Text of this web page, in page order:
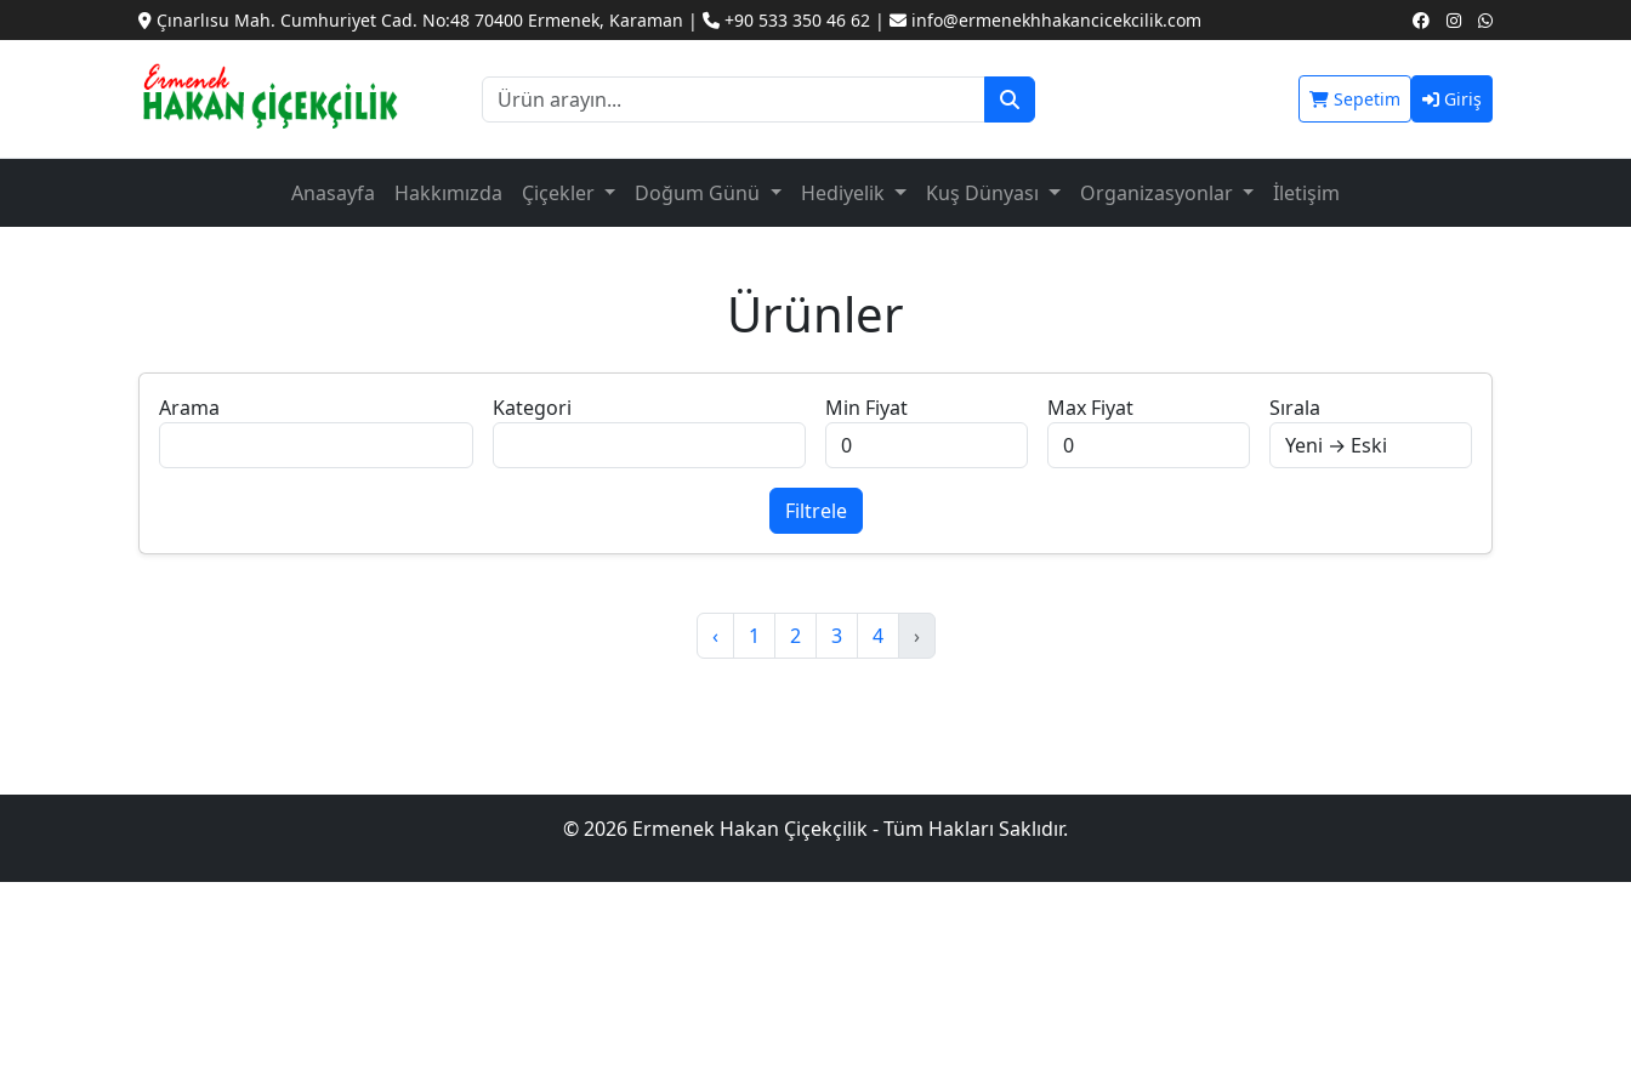
Çınarlısu Mah. Cumhuriyet Cad. No:48 70400 Ermenek, Karaman | +90 533 350 46 62 | info@ermenekhhakancicekcilik.com
Sepetim Giriş
Anasayfa Hakkımızda Çiçekler Doğum Günü Hediyelik Kuş Dünyası Organizasyonlar İletişim
Ürünler
Arama Kategori Min Fiyat Max Fiyat Sırala
Filtrele
‹ 1 2 3 4 ›
© 2026 Ermenek Hakan Çiçekçilik - Tüm Hakları Saklıdır.